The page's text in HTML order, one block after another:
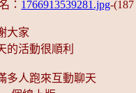
： 1766913539281.jpg-
大家
的活動很順利
多人跑來互動聊天